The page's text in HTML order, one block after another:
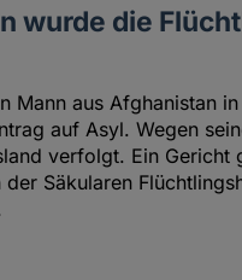
wurde die
Mann aus Afghanistan
auf Asyl. Wegen
verfolgt. Ein Gericht
Säkularen